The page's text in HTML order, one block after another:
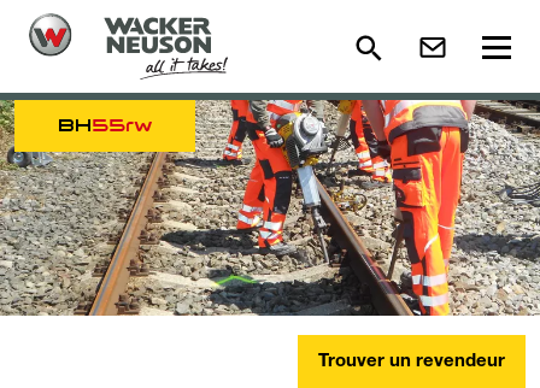
BH 55rw
Trouver un revendeur